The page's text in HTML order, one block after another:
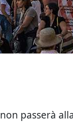
non passerà